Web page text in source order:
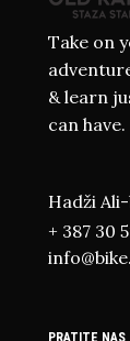
Take on
& learn
can have.
Hadži
+ 387 30
PRATITE NAS